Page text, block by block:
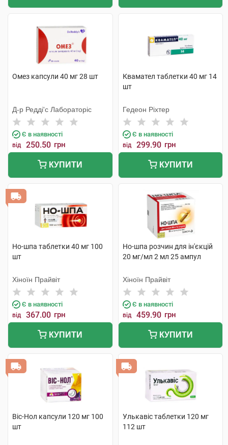
Омез капсули 40 мг 28 шт
Д-р Редді'с Лабораторіс
Є в наявності
від 250.50 грн
КУПИТИ
Квамател таблетки 40 мг 14
шт
Гедеон Ріхтер
Є в наявності
від 299.90 грн
КУПИТИ
Но-шпа таблетки 40 мг 100
шт
Хіноїн Прайвіт
Є в наявності
від 367.00 грн
КУПИТИ
Но-шпа розчин для ін'єкцій
20 мг/мл 2 мл 25 ампул
Хіноїн Прайвіт
Є в наявності
від 459.90 грн
КУПИТИ
Віс-Нол капсули 120 мг 100
шт
Улькавіс таблетки 120 мг
112 шт